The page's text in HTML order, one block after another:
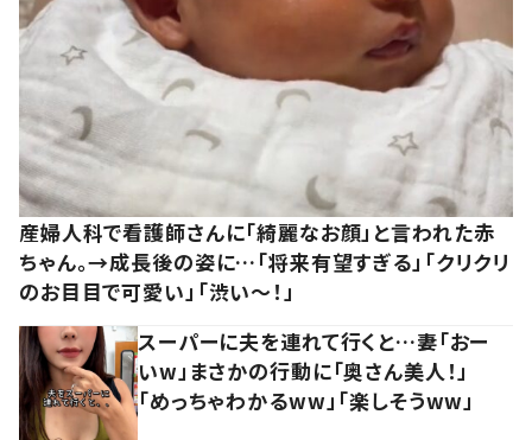
産婦人科で看護師さんに「綺麗なお顔」と言われた赤
ちゃん。→成長後の姿に…「将来有望すぎる」「クリクリ
のお目目で可愛い」「渋い～！」
スーパーに夫を連れて行くと…妻「おー
いw」まさかの行動に「奥さん美人！」
「めっちゃわかるww」「楽しそうww」